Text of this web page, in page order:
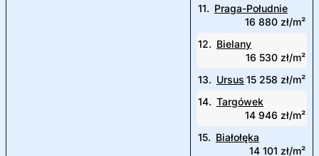
11. Praga-Południe
16 880 zł/m²
12. Bielany
16 530 zł/m²
13. Ursus 15 258 zł/m²
14. Targówek
14 946 zł/m²
15. Białołęka
14 101 zł/m²